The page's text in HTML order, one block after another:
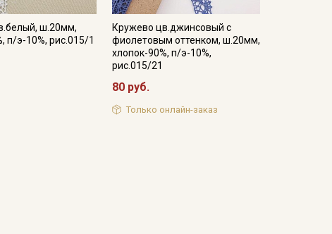
ш.20мм,
п/э-10%, рис.015/1
Кружево цв.джинсовый с
фиолетовым оттенком, ш.20мм,
хлопок-90%, п/э-10%,
рис.015/21
80 руб.
Только онлайн-заказ